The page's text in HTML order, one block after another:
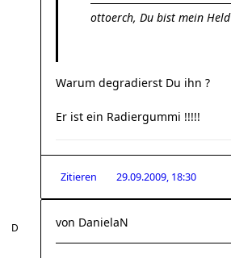
ottoerch, Du bist mein Held
Warum degradierst Du ihn ?
Er ist ein Radiergummi !!!!!
Zitieren 29.09.2009, 18:30
von DanielaN